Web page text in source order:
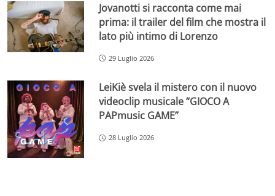
Jovanotti si racconta come mai
prima: il trailer del film che mostra il
lato più intimo di Lorenzo
29 Luglio 2026
LeiKiè svela il mistero con il nuovo
videoclip musicale “GIOCO A
PAPmusic GAME”
28 Luglio 2026